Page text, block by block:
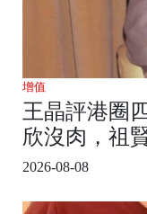
增值
王晶評港圈
欣沒肉，祖
2026-08-08